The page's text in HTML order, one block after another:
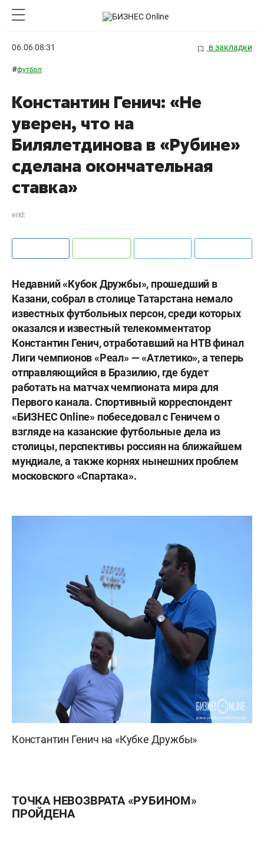
06.06 08:31 в закладки
#футбол
Константин Генич: «Не
уверен, что на
Билялетдинова в «Рубине»
сделана окончательная
ставка»
erid:
Недавний «Кубок Дружбы», прошедший в
Казани, собрал в столице Татарстана немало
известных футбольных персон, среди которых
оказался и известный телекомментатор
Константин Генич, отработавший на НТВ финал
Лиги чемпионов «Реал» — «Атлетико», а теперь
отправляющийся в Бразилию, где будет
работать на матчах чемпионата мира для
Первого канала. Спортивный корреспондент
«БИЗНЕС Online» побеседовал с Геничем о
взгляде на казанские футбольные дела из
столицы, перспективы россиян на ближайшем
мундиале, а также корнях нынешних проблем
московского «Спартака».
Константин Генич на «Кубке Дружбы»
ТОЧКА НЕВОЗВРАТА «РУБИНОМ»
ПРОЙДЕНА